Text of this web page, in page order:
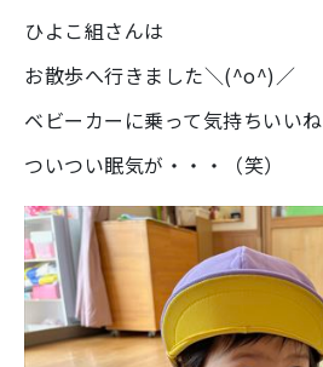
ひよこ組さんは
お散歩へ行きました＼(^o^)／
ベビーカーに乗って気持ちいいね
ついつい眠気が・・・（笑）